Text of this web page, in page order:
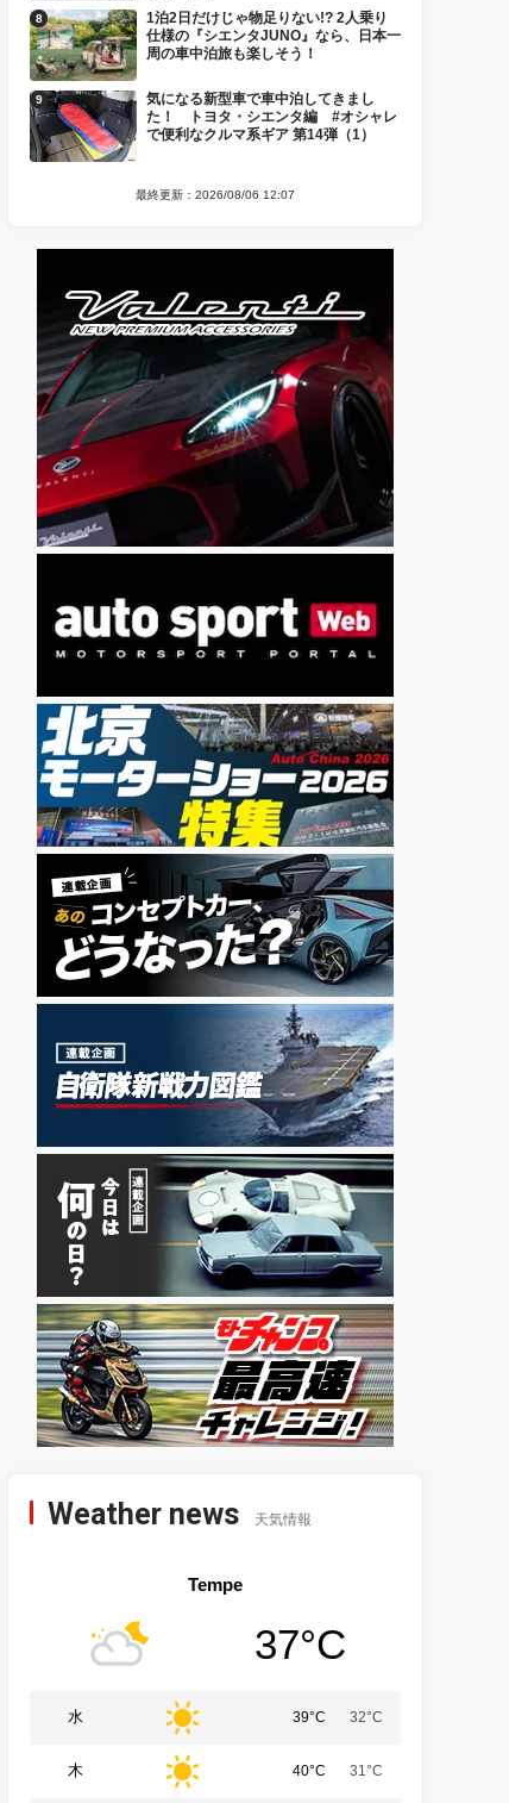
1泊2日だけじゃ物足りない!? 2人乗り
仕様の『シエンタJUNO』なら、日本一
周の車中泊旅も楽しそう！
気になる新型車で車中泊してきまし
た！ トヨタ・シエンタ編 #オシャレ
で便利なクルマ系ギア 第14弾（1）
最終更新：2026/08/06 12:07
Weather news 天気情報
Tempe
37°C
水 39°C 32°C
木 40°C 31°C